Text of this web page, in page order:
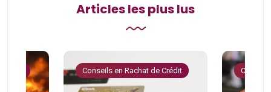
Articles les plus lus
Conseils en Rachat de Crédit